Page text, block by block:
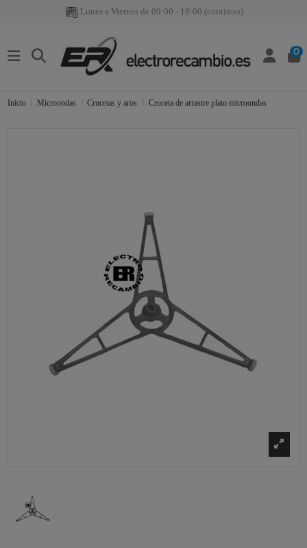
Lunes a Viernes de 09:00 - 18:00 (continuo)
0
Inicio Microondas Crucetas y aros Cruceta de arrastre plato microondas